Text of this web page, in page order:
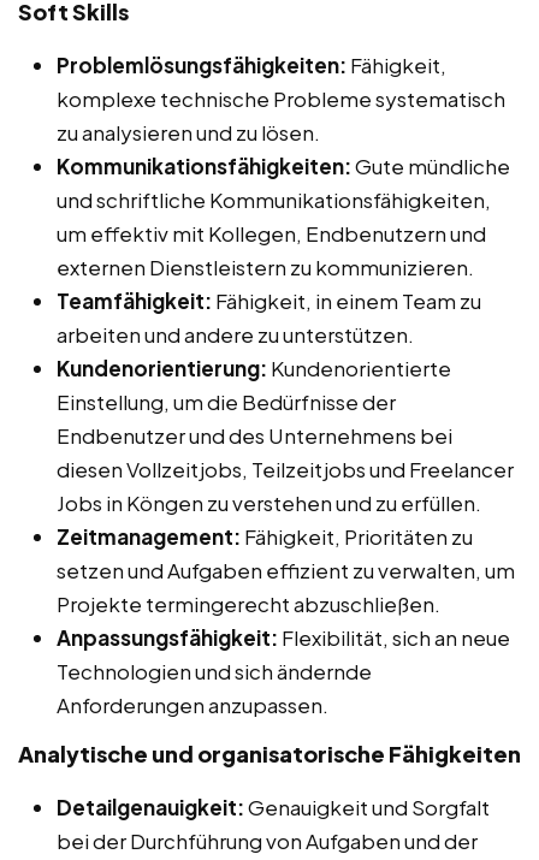
Soft Skills
Problemlösungsfähigkeiten: Fähigkeit,
komplexe technische Probleme systematisch
zu analysieren und zu lösen.
Kommunikationsfähigkeiten:Gute mündliche
und schriftliche Kommunikationsfähigkeiten,
um effektiv mit Kollegen, Endbenutzern und
externen Dienstleistern zu kommunizieren.
Teamfähigkeit: Fähigkeit, in einem Team zu
arbeiten und andere zu unterstützen.
Kundenorientierung: Kundenorientierte
Einstellung, um die Bedürfnisse der
Endbenutzer und des Unternehmens bei
diesen Vollzeitjobs, Teilzeitjobs und Freelancer
Jobs in Köngen zu verstehen und zu erfüllen.
Zeitmanagement: Fähigkeit, Prioritäten zu
setzen und Aufgaben effizient zu verwalten, um
Projekte termingerecht abzuschließen.
Anpassungsfähigkeit: Flexibilität, sich an neue
Technologien und sich ändernde
Anforderungen anzupassen.
Analytische und organisatorische Fähigkeiten
Detailgenauigkeit:Genauigkeit und Sorgfalt
bei der Durchführung von Aufgaben und der